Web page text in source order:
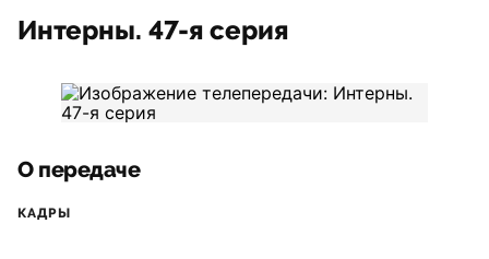
Интерны. 47-я серия
О передаче
КАДРЫ